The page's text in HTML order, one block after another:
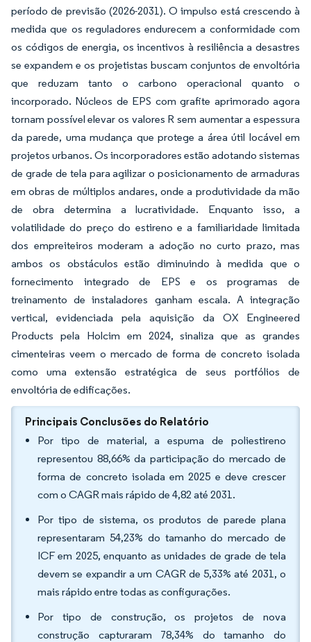
período de previsão (2026-2031). O impulso está crescendo à
medida que os reguladores endurecem a conformidade com
os códigos de energia, os incentivos à resiliência a desastres
se expandem e os projetistas buscam conjuntos de envoltória
que reduzam tanto o carbono operacional quanto o
incorporado. Núcleos de EPS com grafite aprimorado agora
tornam possível elevar os valores R sem aumentar a espessura
da parede, uma mudança que protege a área útil locável em
projetos urbanos. Os incorporadores estão adotando sistemas
de grade de tela para agilizar o posicionamento de armaduras
em obras de múltiplos andares, onde a produtividade da mão
de obra determina a lucratividade. Enquanto isso, a
volatilidade do preço do estireno e a familiaridade limitada
dos empreiteiros moderam a adoção no curto prazo, mas
ambos os obstáculos estão diminuindo à medida que o
fornecimento integrado de EPS e os programas de
treinamento de instaladores ganham escala. A integração
vertical, evidenciada pela aquisição da OX Engineered
Products pela Holcim em 2024, sinaliza que as grandes
cimenteiras veem o mercado de forma de concreto isolada
como uma extensão estratégica de seus portfólios de
envoltória de edificações.
Principais Conclusões do Relatório
Por tipo de material, a espuma de poliestireno
representou 88,66% da participação do mercado de
forma de concreto isolada em 2025 e deve crescer
com o CAGR mais rápido de 4,82 até 2031.
Por tipo de sistema, os produtos de parede plana
representaram 54,23% do tamanho do mercado de
ICF em 2025, enquanto as unidades de grade de tela
devem se expandir a um CAGR de 5,33% até 2031, o
mais rápido entre todas as configurações.
Por tipo de construção, os projetos de nova
construção capturaram 78,34% do tamanho do